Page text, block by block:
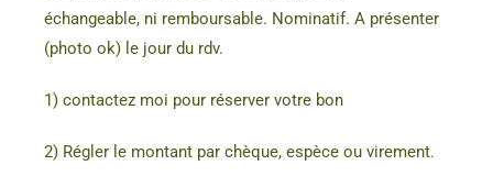
échangeable, ni remboursable. Nominatif. A présenter
(photo ok) le jour du rdv.
1) contactez moi pour réserver votre bon
2) Régler le montant par chèque, espèce ou virement.